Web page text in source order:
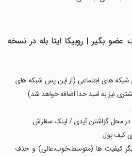
عضو بگیر | روبیکا ایتا بله در نسخه
های اجتماعی (از این پس شبکه های
نیز به امید خدا اضافه خواهد شد)
کیف پول
کیفیت ها (متوسط،خوب،عالی) و حذف